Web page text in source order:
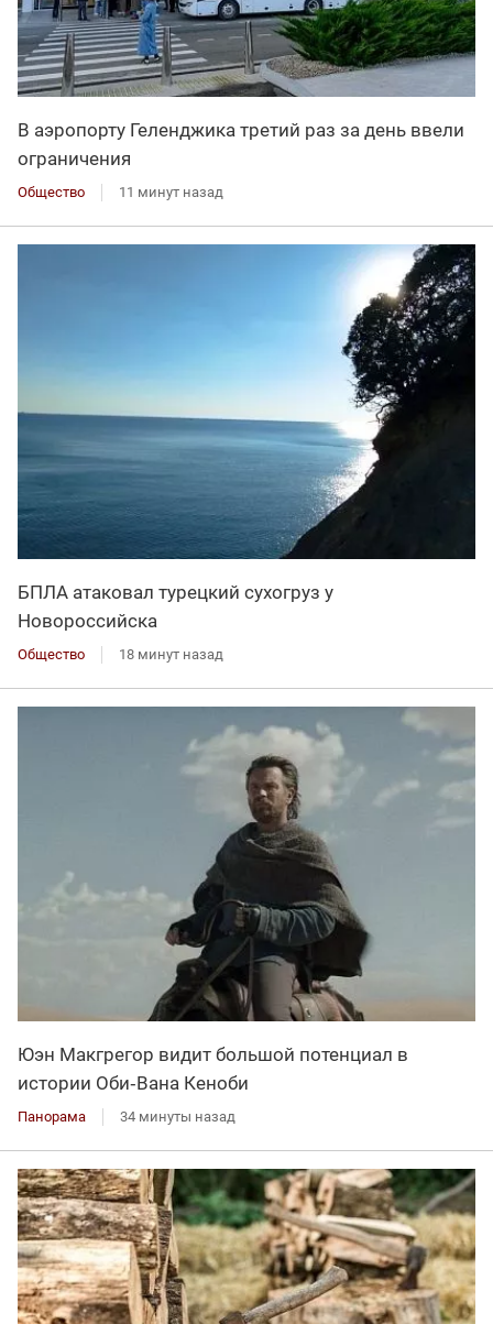
В аэропорту Геленджика третий раз за день ввели
ограничения
Общество 11 минут назад
БПЛА атаковал турецкий сухогруз у
Новороссийска
Общество 18 минут назад
Юэн Макгрегор видит большой потенциал в
истории Оби‑Вана Кеноби
Панорама 34 минуты назад